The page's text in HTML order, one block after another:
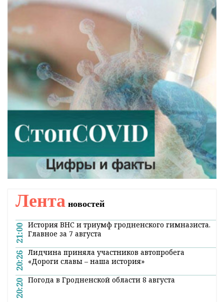
Лента новостей
21:00 История ВНС и триумф гродненского гимназиста.
Главное за 7 августа
20:26 Лидчина приняла участников автопробега
«Дороги славы – наша история»
20:20 Погода в Гродненской области 8 августа